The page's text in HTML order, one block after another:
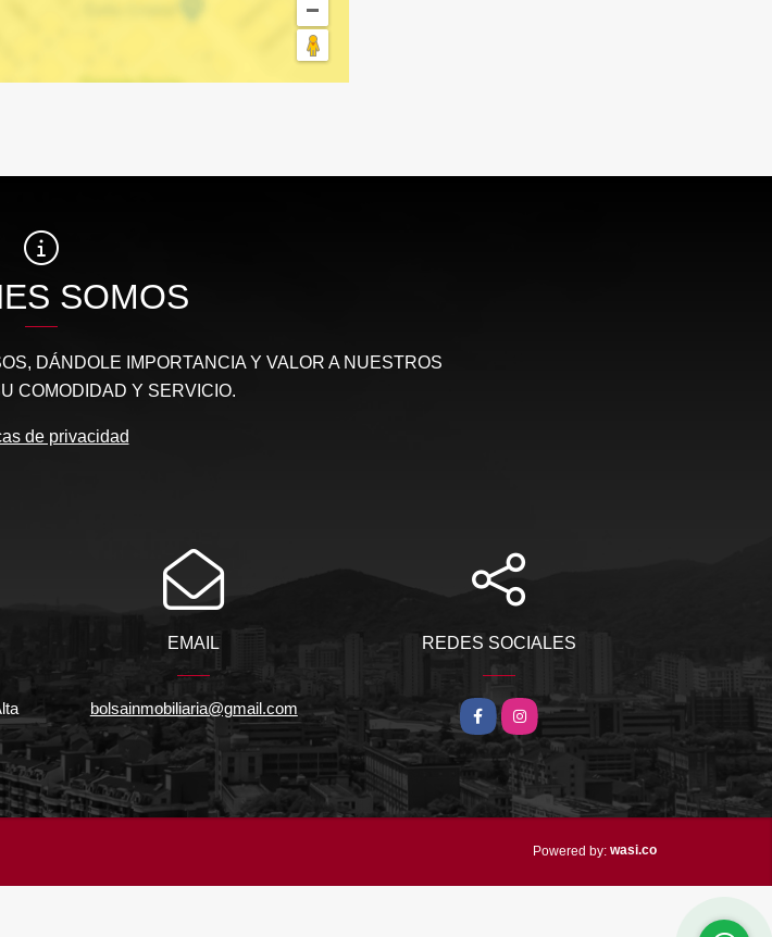
SOMOS
DÁNDOLE IMPORTANCIA Y VALOR A NUESTROS
COMODIDAD Y SERVICIO.
de privacidad
EMAIL
bolsainmobiliaria@gmail.com
REDES SOCIALES
FacebookInstagram
Powered by: wasi.co